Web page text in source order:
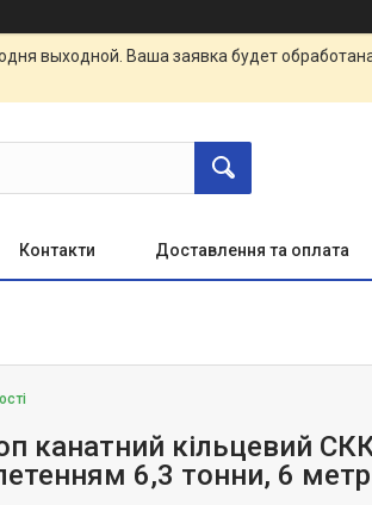
выходной. Ваша заявка будет
Контакти Доставлення та оплата
канатний кільцевий СКК
6,3 тонни, 6